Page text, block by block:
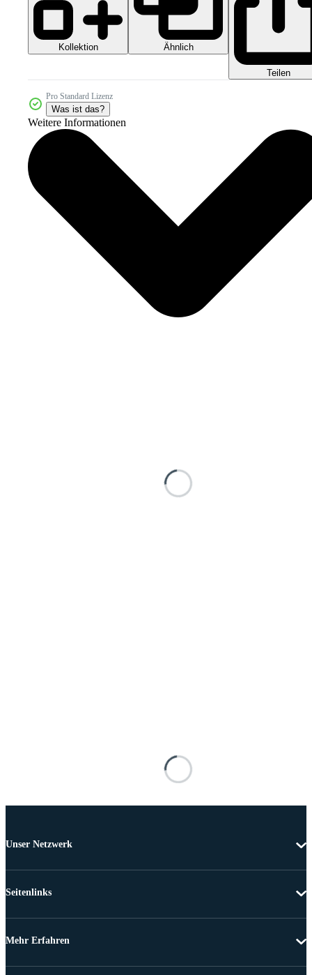
Kollektion Ähnlich
Teilen
Pro Standard Lizenz
Was ist das?
Weitere Informationen
Unser Netzwerk
Seitenlinks
Mehr Erfahren